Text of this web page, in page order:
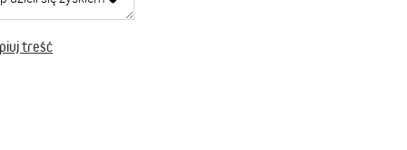
treść